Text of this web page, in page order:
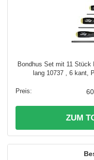
Bondhus Set mit 11 Stück
lang 10737 , 6 kant,
ZUM